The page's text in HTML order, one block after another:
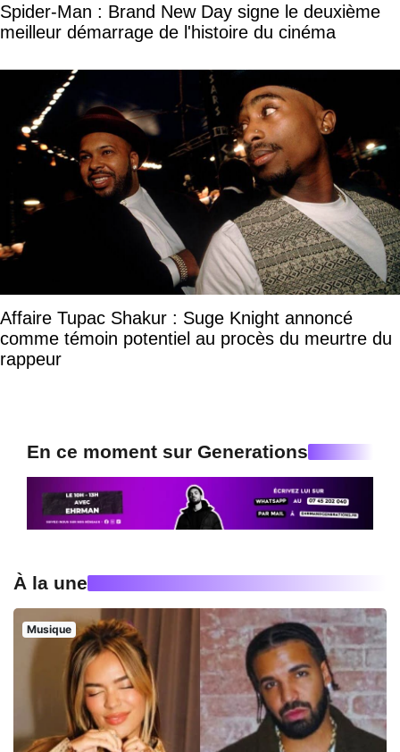
Spider-Man : Brand New Day signe le deuxième
meilleur démarrage de l'histoire du cinéma
Affaire Tupac Shakur : Suge Knight annoncé
comme témoin potentiel au procès du meurtre du
rappeur
En ce moment sur Generations
À la une
Musique